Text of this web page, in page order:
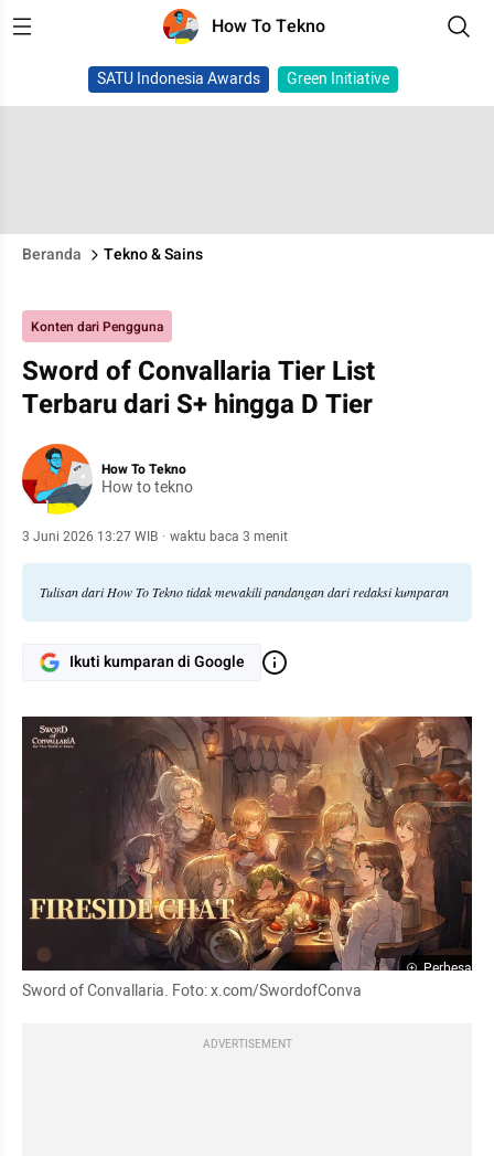
How To Tekno
SATU Indonesia Awards Green Initiative
Beranda Tekno & Sains
Konten dari Pengguna
Sword of Convallaria Tier List
Terbaru dari S+ hingga D Tier
How To Tekno
How to tekno
3 Juni 2026 13:27 WIB · waktu baca 3 menit
Tulisan dari How To Tekno tidak mewakili pandangan dari redaksi kumparan
Ikuti kumparan di Google
Perbesar
Sword of Convallaria. Foto: x.com/SwordofConva
ADVERTISEMENT